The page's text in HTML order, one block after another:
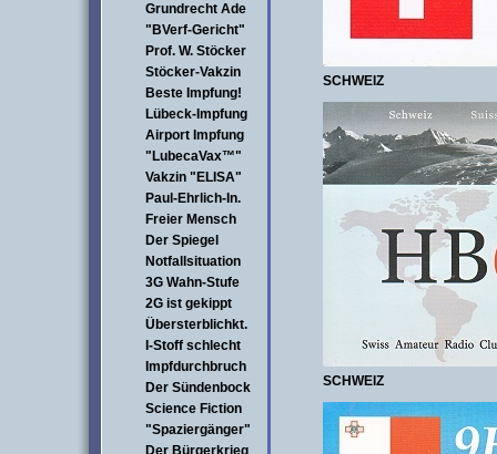
Grundrecht Ade
"BVerf-Gericht"
Prof. W. Stöcker
Stöcker-Vakzin
Beste Impfung!
Lübeck-Impfung
Airport Impfung
"LubecaVax™"
Vakzin "ELISA"
Paul-Ehrlich-In.
Freier Mensch
Der Spiegel
Notfallsituation
3G Wahn-Stufe
2G ist gekippt
Übersterblichkt.
I-Stoff schlecht
Impfdurchbruch
Der Sündenbock
Science Fiction
"Spaziergänger"
Der Bürgerkrieg
SCHWEIZ
SCHWEIZ